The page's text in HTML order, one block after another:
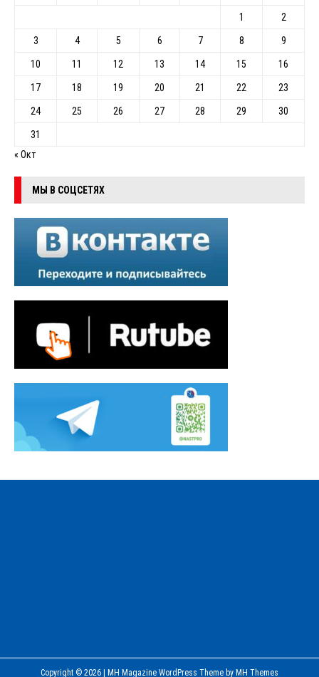
1 2
3 4 5 6 7 8 9
10 11 12 13 14 15 16
17 18 19 20 21 22 23
24 25 26 27 28 29 30
31
« Окт
МЫ В СОЦСЕТЯХ
Copyright © 2026 | MH Magazine WordPress Theme by MH Themes